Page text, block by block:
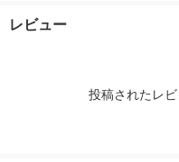
レビュー
投稿されたレビ